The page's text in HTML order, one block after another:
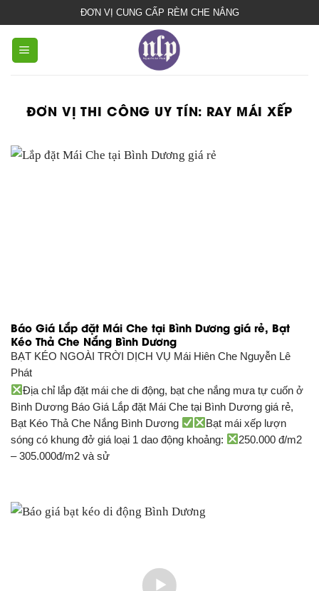
che
nắng
mưa
ĐƠN VỊ CUNG CẤP RÈM CHE NẮNG
ĐƠN VỊ THI CÔNG UY TÍN: RAY MÁI XẾP
Báo Giá Lắp đặt Mái Che tại Bình Dương giá rẻ, Bạt
Kéo Thả Che Nắng Bình Dương
BẠT KÉO NGOÀI TRỜI DỊCH VỤ Mái Hiên Che Nguyễn Lê
Phát
Địa chỉ lắp đặt mái che di động, bạt che nắng mưa tự cuốn ở
Bình Dương Báo Giá Lắp đặt Mái Che tại Bình Dương giá rẻ,
Bạt Kéo Thả Che Nắng Bình Dương
Bạt mái xếp lượn
sóng có khung đở giá loại 1 dao động khoảng:
250.000 đ/m2
– 305.000đ/m2 và sử